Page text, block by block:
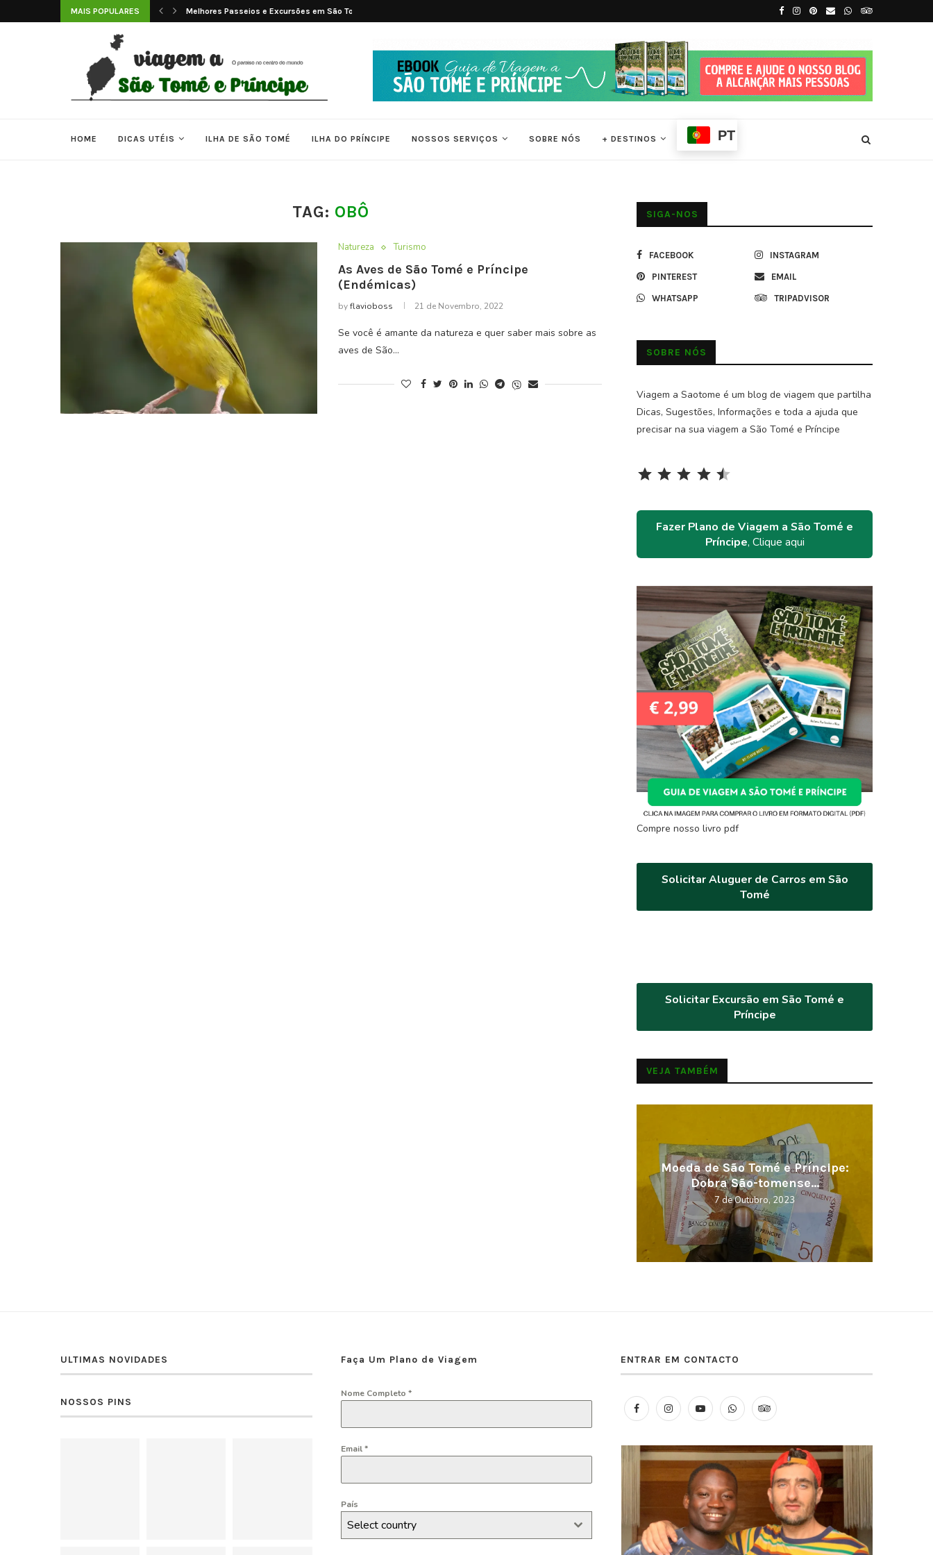
MAIS POPULARES Melhores Passeios e Excursões em São Tomé e... Tradições e Ritmos de São Tomé e
HOME DICAS UTÉIS ILHA DE SÃO TOMÉ ILHA DO PRÍNCIPE NOSSOS SERVIÇOS SOBRE NÓS + DESTINOS PT
TAG: OBÔ
Natureza Turismo
As Aves de São Tomé e Príncipe
(Endémicas)
byflavioboss 21 de Novembro, 2022
Se você é amante da natureza e quer saber mais sobre as
aves de São…
SIGA-NOS
FACEBOOK INSTAGRAM
PINTEREST EMAIL
WHATSAPP TRIPADVISOR
SOBRE NÓS
Viagem a Saotome é um blog de viagem que partilha
Dicas, Sugestões, Informações e toda a ajuda que
precisar na sua viagem a São Tomé e Príncipe
⭐⭐⭐ ⭐⭐
Fazer Plano de Viagem a São Tomé e
Príncipe, Clique aqui
Compre nosso livro pdf
Solicitar Aluguer de Carros em São
Tomé
Solicitar Excursão em São Tomé e
Príncipe
VEJA TAMBÉM
Visitar em 2023, os melhores
destinos
5 de Novembro, 2022
ULTIMAS NOVIDADES
NOSSOS PINS
Faça Um Plano de Viagem
Nome Completo *
Email*
País
Select country
ENTRAR EM CONTACTO